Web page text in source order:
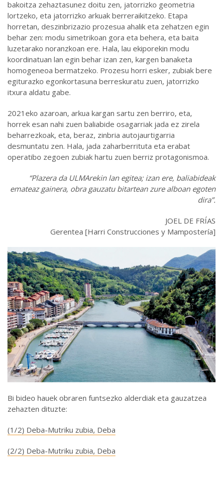
bakoitza zehaztasunez doitu zen, jatorrizko geometria
lortzeko, eta jatorrizko arkuak berreraikitzeko. Etapa
horretan, deszinbrizazio prozesua ahalik eta zehatzen egin
behar zen: modu simetrikoan gora eta behera, eta baita
luzetarako noranzkoan ere. Hala, lau ekiporekin modu
koordinatuan lan egin behar izan zen, kargen banaketa
homogeneoa bermatzeko. Prozesu horri esker, zubiak bere
egiturazko egonkortasuna berreskuratu zuen, jatorrizko
itxura aldatu gabe.
2021eko azaroan, arkua kargan sartu zen berriro, eta,
horrek esan nahi zuen baliabide osagarriak jada ez zirela
beharrezkoak, eta, beraz, zinbria autojaurtigarria
desmuntatu zen. Hala, jada zaharberrituta eta erabat
operatibo zegoen zubiak hartu zuen berriz protagonismoa.
“Plazera da ULMArekin lan egitea; izan ere, baliabideak
emateaz gainera, obra gauzatu bitartean zure alboan egoten
dira”.
JOEL DE FRÍAS
Gerentea [Harri Construcciones y Mampostería]
Bi bideo hauek obraren funtsezko alderdiak eta gauzatzea
zehazten dituzte:
(1/2) Deba-Mutriku zubia, Deba
(2/2) Deba-Mutriku zubia, Deba